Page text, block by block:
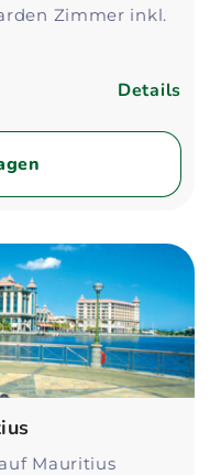
Zimmer inkl.
Details
Mauritius